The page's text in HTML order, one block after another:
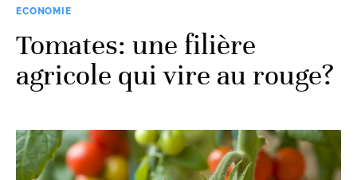
ECONOMIE
Tomates: une filière
agricole qui vire au rouge?